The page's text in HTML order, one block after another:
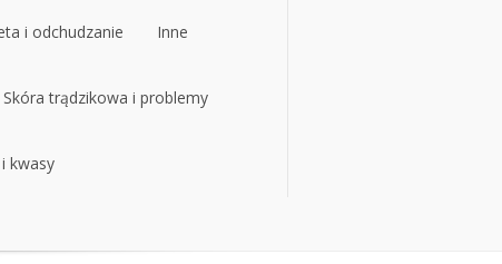
i odchudzanie
i odchudzanie
Inne
Inne
Skóra trądzikowa i problemy
Skóra trądzikowa i problemy
kwasy